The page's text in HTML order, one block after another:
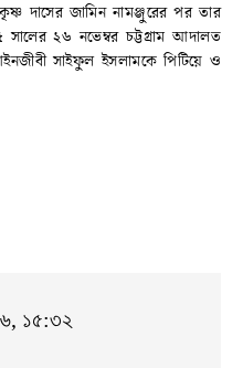
কৃষ্ণ দাসের জামিন নামঞ্জুরের পর তার
সালের ২৬ নভেম্বর চট্টগ্রাম আদালত
সাইফুল ইসলামকে পিটিয়ে ও
১৫:৩২